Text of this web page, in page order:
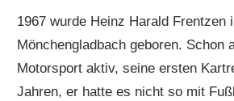
1967 wurde Heinz Harald Frentzen
Mönchengladbach geboren. Schon
Motorsport aktiv, seine ersten
Jahren, er hatte es nicht so mit